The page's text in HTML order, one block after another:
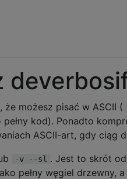
​​możesz pisać w ASCII (
kod). Ponadto
ASCII-art, gdy ciąg
-v --sl . Jest to skrót od
pełny węgiel drzewny,